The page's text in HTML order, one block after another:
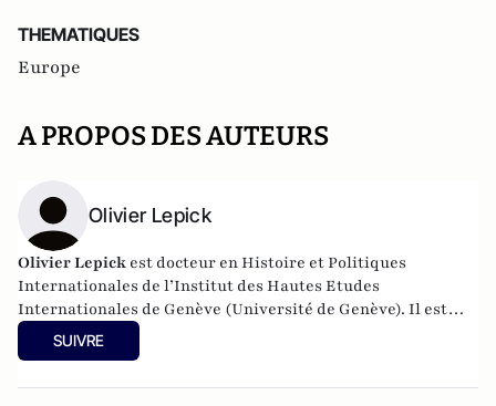
THEMATIQUES
Europe
A PROPOS DES AUTEURS
Olivier Lepick
Olivier Lepick est docteur en Histoire et Politiques
Internationales de l’Institut des Hautes Etudes
Internationales de Genève (Université de Genève). Il est
chercheur associé à la Fondation pour la Recherche
Stratégique (Paris) et consacre ses travaux à la question des
SUIVRE